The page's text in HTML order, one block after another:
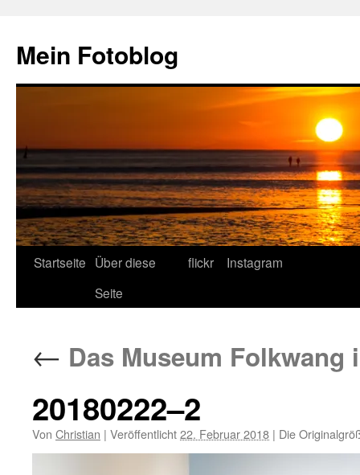
springen
Mein Fotoblog
Startseite Über diese
Seite
flickr Instagram
← Das Museum Folkwang
20180222–2
Von Christian | Veröffentlicht22. Februar 2018 | Die